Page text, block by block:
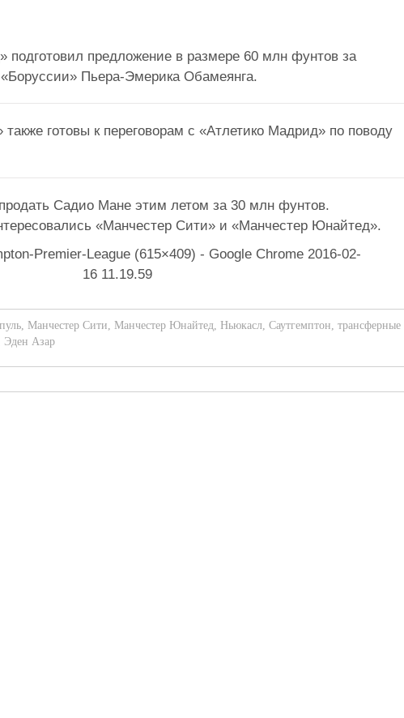
подготовил предложение в размере 60 млн фунтов за
Пьера-Эмерика Обамеянга.
готовы к переговорам с «Атлетико Мадрид» по поводу
продать Садио Мане этим летом за 30 млн фунтов.
«Манчестер Сити» и «Манчестер Юнайтед».
, Манчестер Сити, Манчестер Юнайтед, Ньюкасл, Саутгемптон, трансферные
Эден Азар